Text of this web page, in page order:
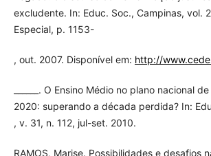
excludente. In: Educ. Soc., Campinas, vol.
Especial, p. 1153-
, out. 2007. Disponível em: http://
______. O Ensino Médio no plano nacional
2020: superando a década perdida? In:
, v. 31, n. 112, jul-set. 2010.
RAMOS, Marise. Possibilidades e desafios